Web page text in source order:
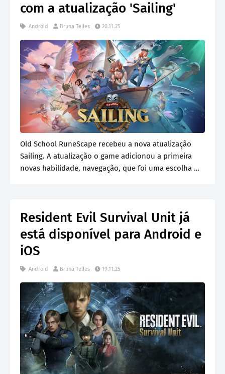
com a atualização 'Sailing'
Android Bruna Telles 20.11.25
Old School RuneScape recebeu a nova atualização
Sailing. A atualização o game adicionou a primeira
novas habilidade, navegação, que foi uma escolha …
Resident Evil Survival Unit já
está disponível para Android e
iOS
Android Bruna Telles 19.11.25